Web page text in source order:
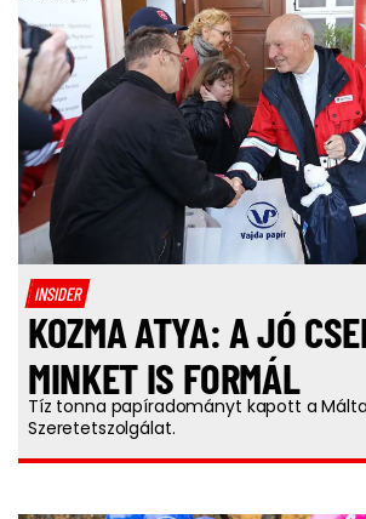
INSIDER
KOZMA ATYA: A JÓ
MINKET IS FORMÁL
Tíz tonna papíradományt kapott a
Szeretetszolgálat.